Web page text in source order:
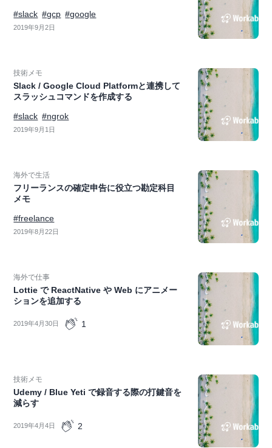
#slack #gcp #google
2019年9月2日
技術メモ
Slack / Google Cloud Platformと連携して
スラッシュコマンドを作成する
#slack #ngrok
2019年9月1日
海外で生活
フリーランスの確定申告に役立つ勘定科目
メモ
#freelance
2019年8月22日
海外で仕事
Lottie で ReactNative や Web にアニメー
ションを追加する
2019年4月30日 1
技術メモ
Udemy / Blue Yeti で録音する際の打鍵音を
減らす
2019年4月4日 2